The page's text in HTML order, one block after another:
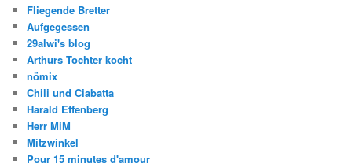
Fliegende Bretter
Aufgegessen
29alwi's blog
Arthurs Tochter kocht
nömix
Chili und Ciabatta
Harald Effenberg
Herr MiM
Mitzwinkel
Pour 15 minutes d'amour